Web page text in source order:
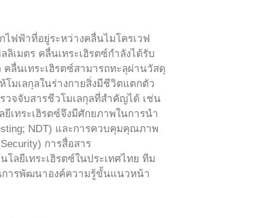
ไฟฟ้าที่อยู่ระหว่างคลื่นไมโครเวฟ
เมตร คลื่นเทระเฮิรตซ์กำลังได้รับ
ลื่นเทระเฮิรตซ์สามารถทะลุผ่านวัสดุ
มเลกุลในร่างกายสิ่งมีชีวิตแตกตัว
วจจับสารชีวโมเลกุลที่สำคัญได้ เช่น
เทระเฮิรตซ์จึงมีศักยภาพในการนำ
NDT) และการควบคุมคุณภาพ
การสื่อสาร
ลยีเทระเฮิรตซ์ในประเทศไทย ทีม
นการพัฒนาองค์ความรู้ขั้นแนวหน้า